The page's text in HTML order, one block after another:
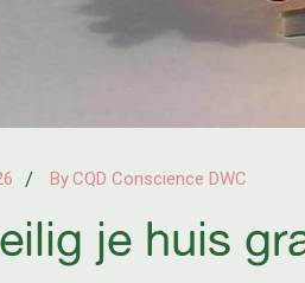
ByCQD Conscience DWC
je huis